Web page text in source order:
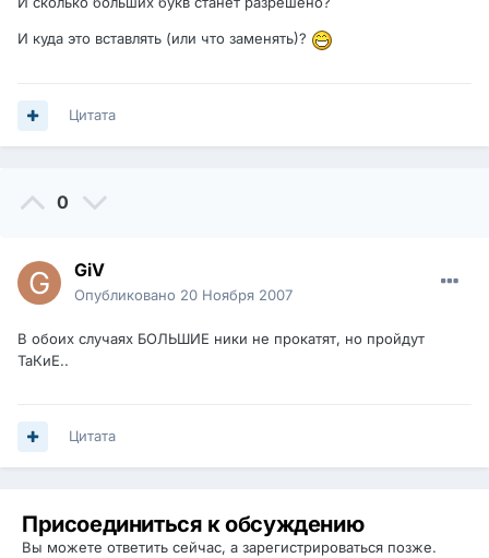
И куда это вставлять (или что заменять)?
Цитата
0
GiV
Опубликовано 20 Ноября 2007
В обоих случаях БОЛЬШИЕ ники не прокатят, но пройдут
ТаКиЕ..
Цитата
Присоединиться к обсуждению
Вы можете ответить сейчас, а зарегистрироваться позже.